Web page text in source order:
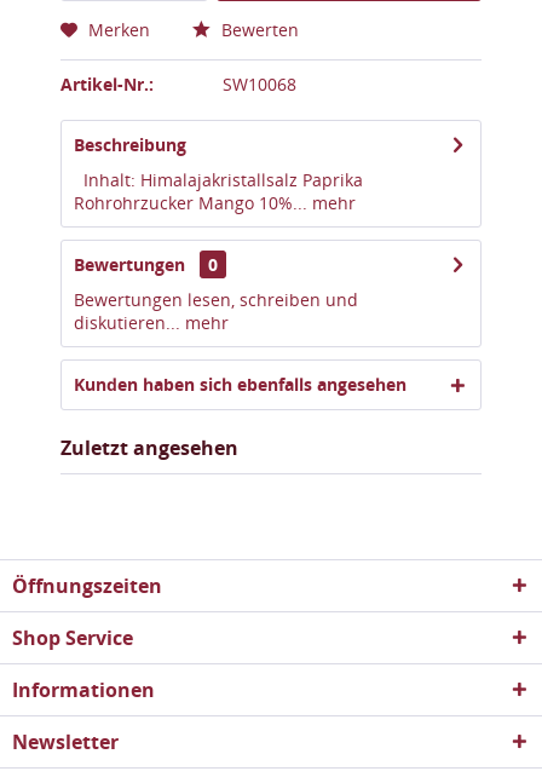
Merken Bewerten
Artikel-Nr.: SW10068
Beschreibung
Inhalt: Himalajakristallsalz Paprika
Rohrohrzucker Mango 10%... mehr
Bewertungen
0
Bewertungen lesen, schreiben und
diskutieren... mehr
Kunden haben sich ebenfalls angesehen
Zuletzt angesehen
Öffnungszeiten
Shop Service
Informationen
Newsletter